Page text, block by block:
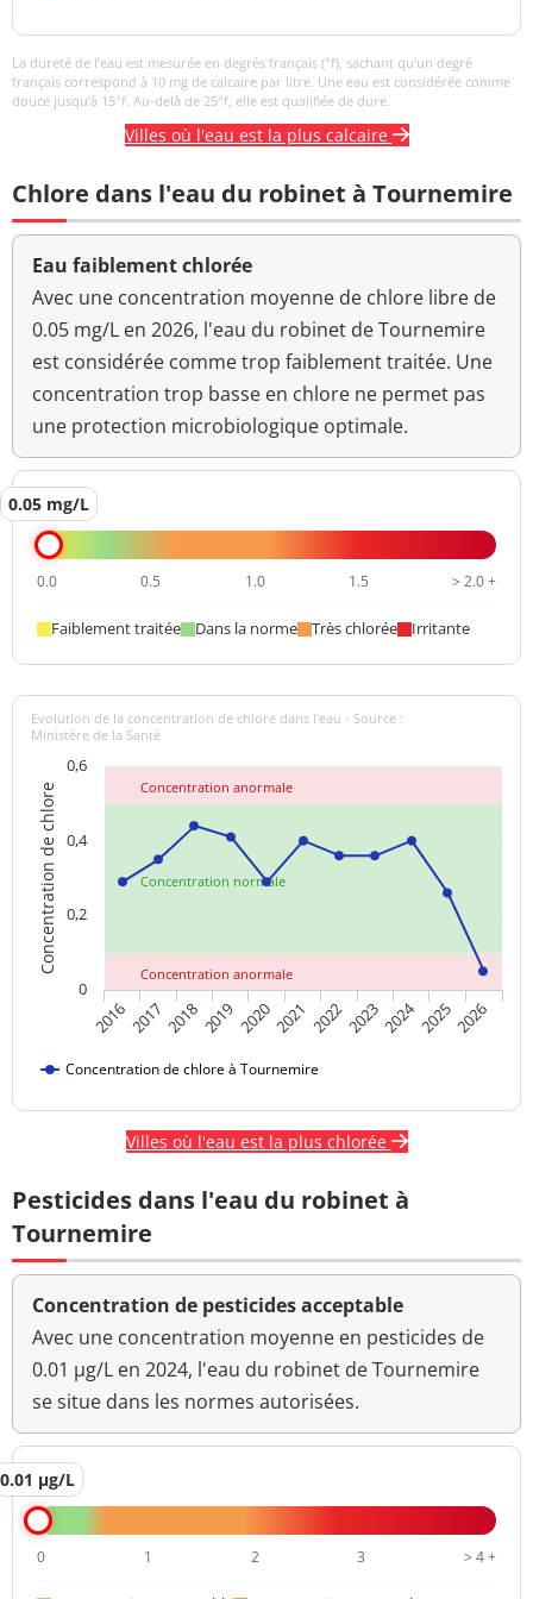
La dureté de l’eau est mesurée en degrés français (°f), sachant qu’un degré
français correspond à 10 mg de calcaire par litre. Une eau est considérée comme
douce jusqu’à 15°f. Au-delà de 25°f, elle est qualifiée de dure.
Villes où l'eau est la plus calcaire
Chlore dans l'eau du robinet à Tournemire
Eau faiblement chlorée
Avec une concentration moyenne de chlore libre de
0.05 mg/L en 2026, l'eau du robinet de Tournemire
est considérée comme trop faiblement traitée. Une
concentration trop basse en chlore ne permet pas
une protection microbiologique optimale.
0.05 mg/L
0.0 0.5 1.0 1.5 > 2.0 +
Faiblement traitée Dans la norme Très chlorée Irritante
Concentration normale
Concentration anormale
Concentration anormale
Concentration de chlore
Evolution de la concentration de chlore dans l'eau - Source :
Ministère de la Santé
Concentration de chlore à Tournemire
20162017 2018201920202021 20222023202420252026
0
0,2
0,4
0,6
Villes où l'eau est la plus chlorée
Pesticides dans l'eau du robinet à
Tournemire
Concentration de pesticides acceptable
Avec une concentration moyenne en pesticides de
0.01 µg/L en 2024, l'eau du robinet de Tournemire
se situe dans les normes autorisées.
0.01 µg/L
0 1 2 3 > 4 +